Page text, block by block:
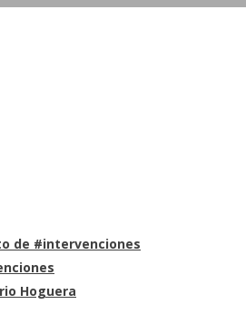
de #intervenciones
Hoguera